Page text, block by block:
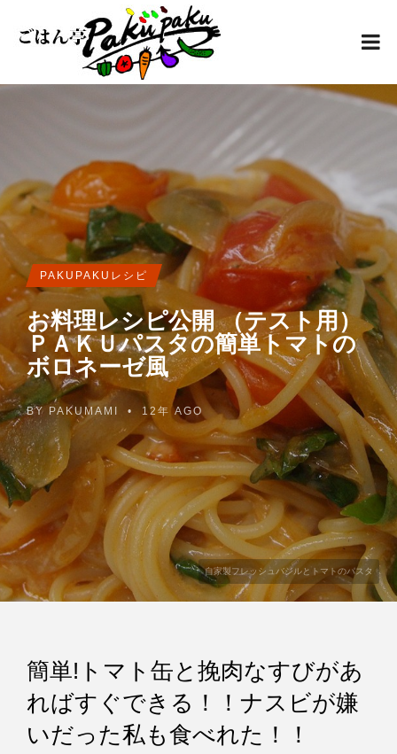
自家製フレッシュバジルとトマトのパスタ
PAKUPAKUレシピ
お料理レシピ公開 （テスト用）
ＰＡＫＵパスタの簡単トマトの
ボロネーゼ風
BY PAKUMAMI • 12年 AGO
簡単!トマト缶と挽肉なすびがあ
ればすぐできる！！ナスビが嫌
いだった私も食べれた！！